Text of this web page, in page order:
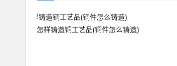
怎样铸造铜工艺品(铜件怎么铸造)